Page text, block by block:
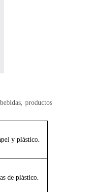
productos
y plástico.
de plástico.